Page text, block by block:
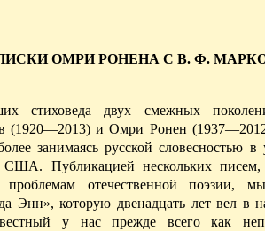
ОМРИ РОНЕНА С В. Ф.
стиховеда двух смежных
(1920—2013) иОмри Ронен
занимаясь русской словесностью в
Публикацией нескольких писем,
проблемам отечественной поэзии,
Энн», которую двенадцать лет вел в
у наспрежде всего как